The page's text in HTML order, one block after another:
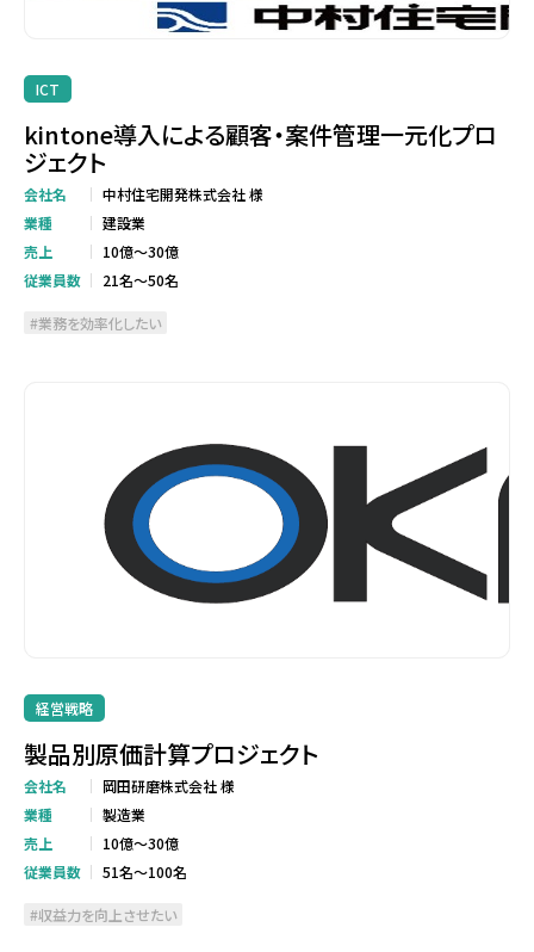
ICT
kintone導入による顧客・案件管理一元化プロ
ジェクト
会社名
中村住宅開発株式会社 様
業種
建設業
売上
10億～30億
従業員数
21名～50名
業務を効率化したい
経営戦略
製品別原価計算プロジェクト
会社名
岡田研磨株式会社 様
業種
製造業
売上
10億～30億
従業員数
51名～100名
収益力を向上させたい